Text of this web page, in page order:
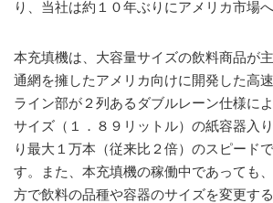
り、当社は約１０年ぶりにアメリカ市場
本充填機は、大容量サイズの飲料商品が
通網を擁したアメリカ向けに開発した高
ライン部が２列あるダブルレーン仕様に
サイズ（１．８９リットル）の紙容器入
り最大１万本（従来比２倍）のスピード
す。また、本充填機の稼働中であっても
方で飲料の品種や容器のサイズを変更す